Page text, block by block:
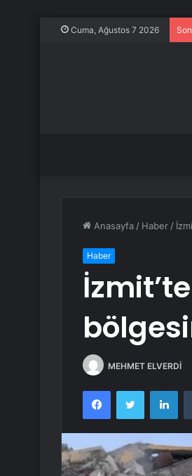
Cuma, Ağustos 7 2026
Anasayfa / Haber /
Haber
MEHMET ELVERDİ
FacebookTwitter